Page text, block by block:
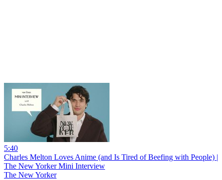
5:40
Charles Melton Loves Anime (and Is Tired of Beefing with People) |
The New Yorker Mini Interview
The New Yorker